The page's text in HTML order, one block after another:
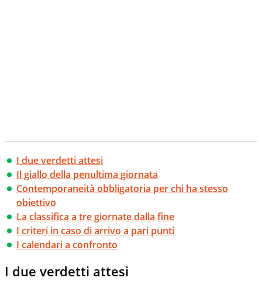
I due verdetti attesi
Il giallo della penultima giornata
Contemporaneità obbligatoria per chi ha stesso
obiettivo
La classifica a tre giornate dalla fine
I criteri in caso di arrivo a pari punti
I calendari a confronto
I due verdetti attesi